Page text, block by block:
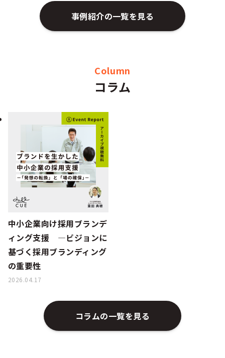
事例紹介の一覧を見る
Column
コラム
中小企業向け採用ブランデ
ィング支援 ―ビジョンに
基づく採用ブランディング
の重要性
2026.04.17
コラムの一覧を見る